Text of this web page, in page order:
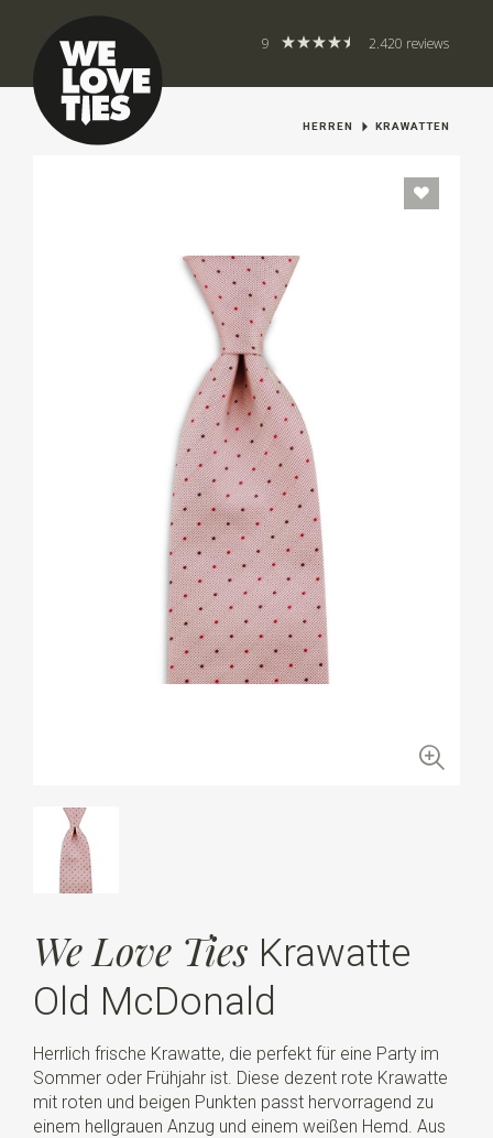
9 2.420 reviews
HERREN KRAWATTEN
We Love Ties Krawatte
Old McDonald
Herrlich frische Krawatte, die perfekt für eine Party im
Sommer oder Frühjahr ist. Diese dezent rote Krawatte
mit roten und beigen Punkten passt hervorragend zu
einem hellgrauen Anzug und einem weißen Hemd. Aus